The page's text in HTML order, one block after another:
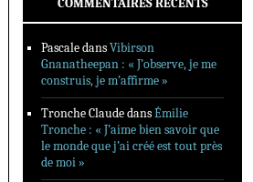
COMMENTAIRES RÉCENTS
PascaledansVibirson
Gnanatheepan : « J’observe, je me
construis, je m’affirme »
Tronche ClaudedansÉmilie
Tronche : « J’aime bien savoir que
le monde que j’ai créé est tout près
de moi »